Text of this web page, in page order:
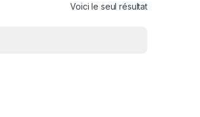
Voici le seul résultat